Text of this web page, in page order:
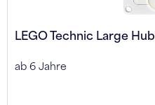
LEGO Technic Large Hub
ab 6 Jahre